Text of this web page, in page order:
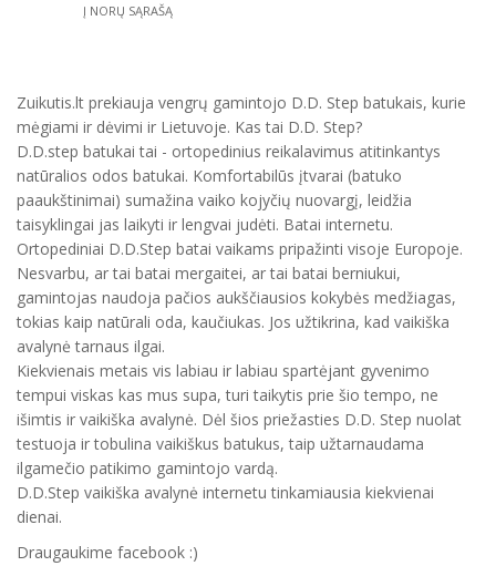
Į NORŲ SĄRAŠĄ
Zuikutis.lt prekiauja vengrų gamintojo D.D. Step batukais, kurie
mėgiami ir dėvimi ir Lietuvoje. Kas tai D.D. Step?
D.D.step batukai tai - ortopedinius reikalavimus atitinkantys
natūralios odos batukai. Komfortabilūs įtvarai (batuko
paaukštinimai) sumažina vaiko kojyčių nuovargį, leidžia
taisyklingai jas laikyti ir lengvai judėti. Batai internetu.
Ortopediniai D.D.Step batai vaikams pripažinti visoje Europoje.
Nesvarbu, ar tai batai mergaitei, ar tai batai berniukui,
gamintojas naudoja pačios aukščiausios kokybės medžiagas,
tokias kaip natūrali oda, kaučiukas. Jos užtikrina, kad vaikiška
avalynė tarnaus ilgai.
Kiekvienais metais vis labiau ir labiau spartėjant gyvenimo
tempui viskas kas mus supa, turi taikytis prie šio tempo, ne
išimtis ir vaikiška avalynė. Dėl šios priežasties D.D. Step nuolat
testuoja ir tobulina vaikiškus batukus, taip užtarnaudama
ilgamečio patikimo gamintojo vardą.
D.D.Step vaikiška avalynė internetu tinkamiausia kiekvienai
dienai.
Draugaukime facebook :)